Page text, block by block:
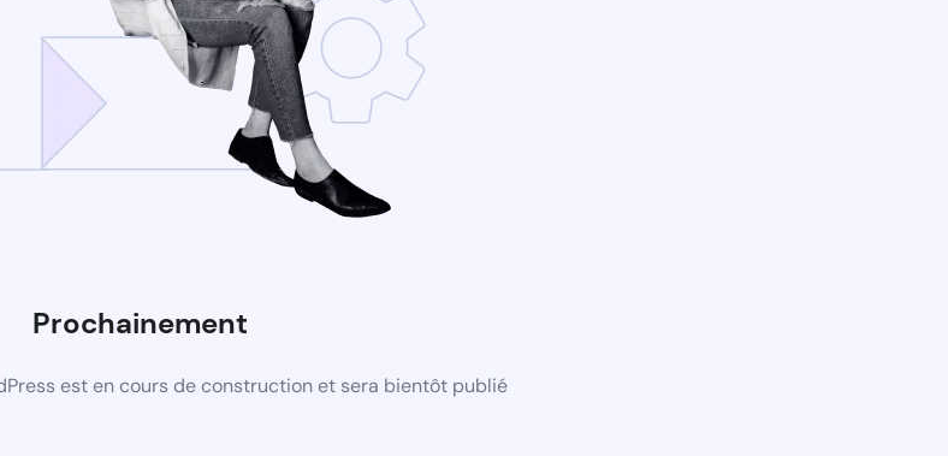
Prochainement
est en cours de construction et sera bientôt publié